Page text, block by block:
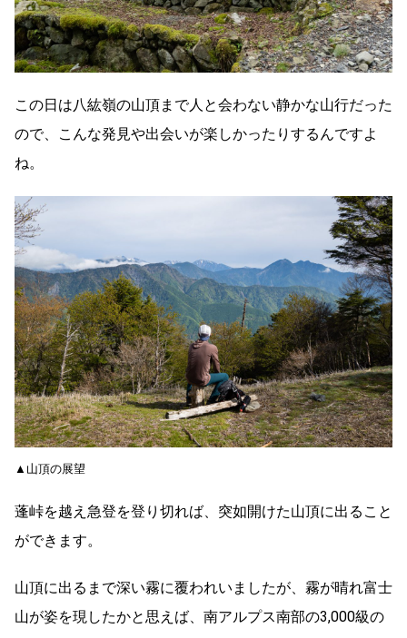
この日は八紘嶺の山頂まで人と会わない静かな山行だった
ので、こんな発見や出会いが楽しかったりするんですよ
ね。
▲山頂の展望
蓬峠を越え急登を登り切れば、突如開けた山頂に出ること
ができます。
山頂に出るまで深い霧に覆われいましたが、霧が晴れ富士
山が姿を現したかと思えば、南アルプス南部の3,000級の